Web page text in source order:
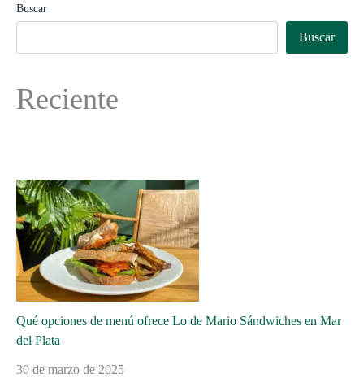
Buscar
Buscar
Reciente
Qué opciones de menú ofrece Lo de Mario Sándwiches en Mar
del Plata
30 de marzo de 2025